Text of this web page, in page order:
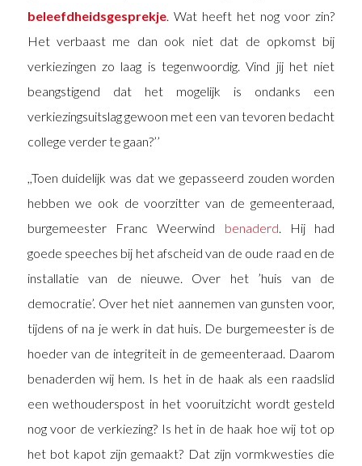
beleefdheidsgesprekje. Wat heeft het nog voor zin?
Het verbaast me dan ook niet dat de opkomst bij
verkiezingen zo laag is tegenwoordig. Vind jij het niet
beangstigend dat het mogelijk is ondanks een
verkiezingsuitslag gewoon met een van tevoren bedacht
college verder te gaan?’’
,,Toen duidelijk was dat we gepasseerd zouden worden
hebben we ook de voorzitter van de gemeenteraad,
burgemeester Franc Weerwind benaderd. Hij had
goede speeches bij het afscheid van de oude raad en de
installatie van de nieuwe. Over het ’huis van de
democratie’. Over het niet aannemen van gunsten voor,
tijdens of na je werk in dat huis. De burgemeester is de
hoeder van de integriteit in de gemeenteraad. Daarom
benaderden wij hem. Is het in de haak als een raadslid
een wethouderspost in het vooruitzicht wordt gesteld
nog voor de verkiezing? Is het in de haak hoe wij tot op
het bot kapot zijn gemaakt? Dat zijn vormkwesties die